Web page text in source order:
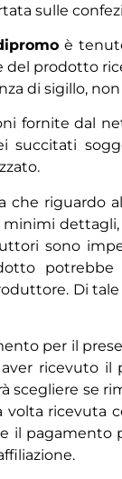
sulle
è
prodotto
di sigillo,
fornite dal
riguardo
sono
potrebbe
Di
per il
ricevuto
scegliere se
ricevuta
il